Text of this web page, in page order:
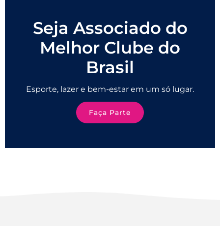
Seja Associado do
Melhor Clube do
Brasil
Esporte, lazer e bem-estar em um só lugar.
Faça Parte